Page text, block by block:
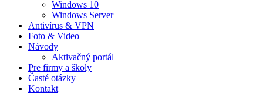
Windows 10
Windows Server
Antivírus & VPN
Foto & Video
Návody
Aktivačný portál
Pre firmy a školy
Časté otázky
Kontakt